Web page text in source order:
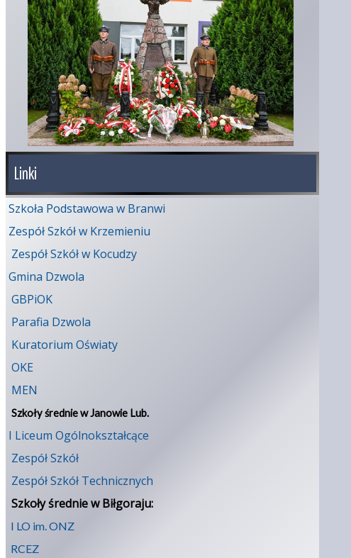
Linki
Szkoła Podstawowa w Branwi
Zespół Szkół w Krzemieniu
Zespół Szkół w Kocudzy
Gmina Dzwola
GBPiOK
Parafia Dzwola
Kuratorium Oświaty
OKE
MEN
Szkoły średnie w Janowie Lub.
I Liceum Ogólnokształcące
Zespół Szkół
Zespół Szkół Technicznych
Szkoły średnie w Biłgoraju:
I LO im. ONZ
RCEZ